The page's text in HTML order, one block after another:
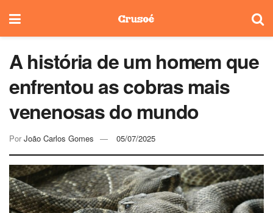
A história de um homem que
enfrentou as cobras mais
venenosas do mundo
Por João Carlos Gomes 05/07/2025